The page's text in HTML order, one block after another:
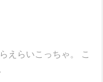
えらいこっちゃ。 こ